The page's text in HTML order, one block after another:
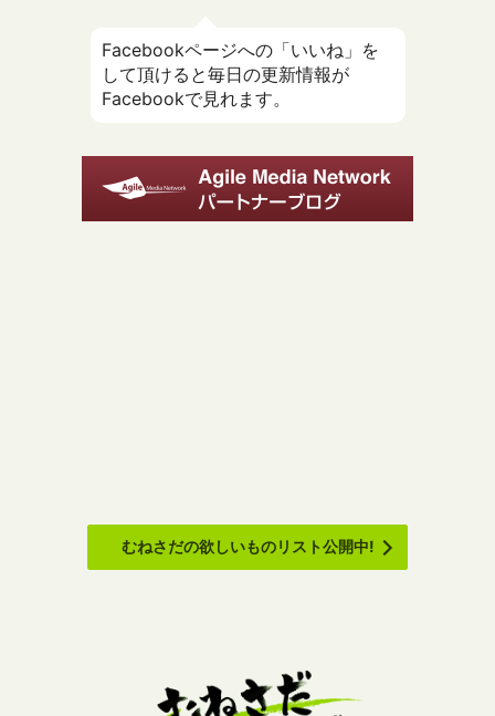
Facebookページへの「いいね」を
して頂けると毎日の更新情報が
Facebookで見れます。
むねさだの欲しいものリスト公開中!